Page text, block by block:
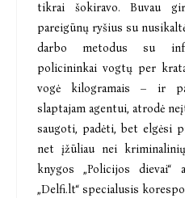
tikrai šokiravo. Buvau
pareigūnų ryšius su
darbo metodus su
policininkai vogtų per
vogė kilogramais – ir
slaptajam agentui, atrodė
saugoti, padėti, bet elgėsi
net įžūliau nei
knygos „Policijos dievai“
„Delfi.lt“ specialusis